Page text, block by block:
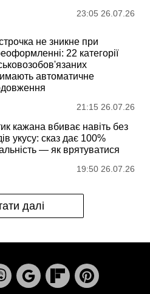
23:05 26.07.26
не зникне при
22 категорії
автоматичне
21:15 26.07.26
кажана вбиває навіть без
укусу: сказ дає 100%
— як врятуватися
19:50 26.07.26
далі